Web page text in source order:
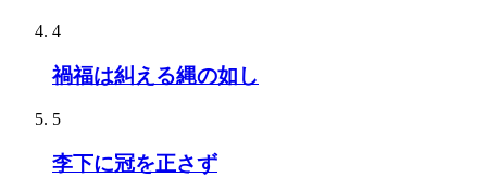
4
禍福は糾える縄の如し
5
李下に冠を正さず